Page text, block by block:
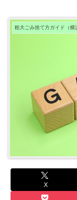
粗大ごみ捨て方ガイド（横
X